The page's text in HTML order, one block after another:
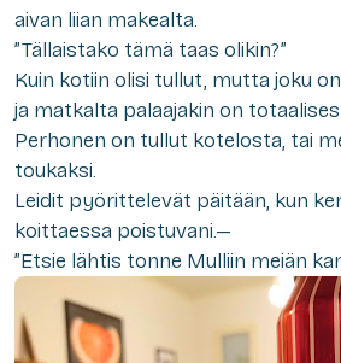
aivan liian makealta.
”Tällaistako tämä taas olikin?”
Kuin kotiin olisi tullut, mutta joku
ja matkalta palaajakin on
Perhonen on tullut kotelosta, tai
toukaksi.
Leidit pyörittelevät päitään, kun
koittaessa poistuvani.—
”Etsie lähtis tonne Mulliin meiän